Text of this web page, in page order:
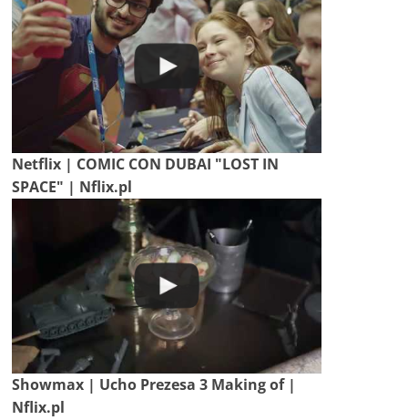
Netflix | COMIC CON DUBAI "LOST IN
SPACE" | Nflix.pl
Showmax | Ucho Prezesa 3 Making of |
Nflix.pl